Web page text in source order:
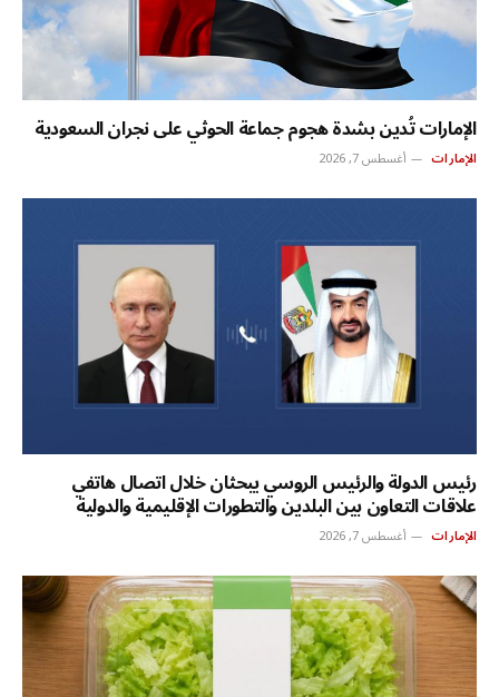
الإمارات تُدين بشدة هجوم جماعة الحوثي على نجران السعودية
الإمارات أغسطس 7, 2026
رئيس الدولة والرئيس الروسي يبحثان خلال اتصال هاتفي
علاقات التعاون بين البلدين والتطورات الإقليمية والدولية
الإمارات أغسطس 7, 2026